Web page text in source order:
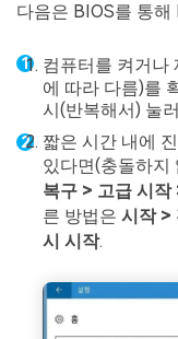
다음은 BIOS를 통
컴퓨터를 켜거나
에 따라 다름)를
시(반복해서) 눌
짧은 시간 내에
있다면(충돌하지
복구 > 고급 시
른 방법은 시작 >
시 시작.